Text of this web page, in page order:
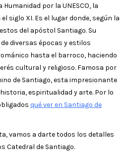
por la UNESCO, la
siglo XI. Es el lugar donde, según la
del apóstol Santiago. Su
diversas épocas y estilos
hasta el barroco, haciendo
cultural y religioso. Famosa por
de Santiago, esta impresionante
espiritualidad y arte. Por lo
qué ver en Santiago de
vamos a darte todos los detalles
Catedral de Santiago.